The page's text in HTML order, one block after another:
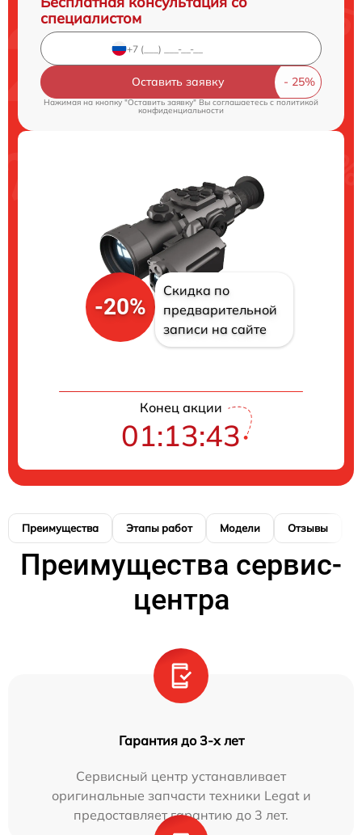
специалистом
Оставить заявку
Нажимая на кнопку "Оставить заявку" Вы соглашаетесь c политикой
конфиденциальности
-20%
Скидка по
предварительной
записи на сайте
Конец акции
01:13:42
Преимущества Этапы работ Модели Отзывы
Преимущества сервис-
центра
Гарантия до 3-х лет
Сервисный центр устанавливает
оригинальные запчасти техники Legat и
предоставляет гарантию до 3 лет.